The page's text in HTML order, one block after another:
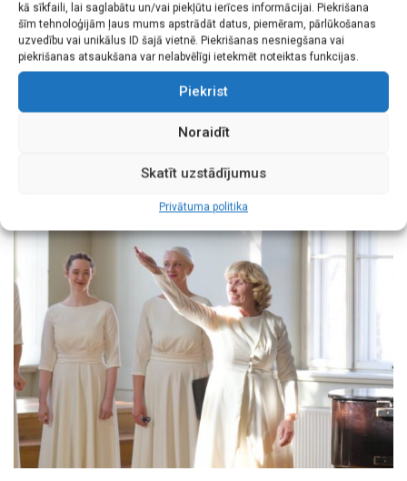
kā sīkfaili, lai saglabātu un/vai piekļūtu ierīces informācijai. Piekrišana
šīm tehnoloģijām ļaus mums apstrādāt datus, piemēram, pārlūkošanas
uzvedību vai unikālus ID šajā vietnē. Piekrišanas nesniegšana vai
piekrišanas atsaukšana var nelabvēlīgi ietekmēt noteiktas funkcijas.
Piekrist
Noraidīt
Skatīt uzstādījumus
Privātuma politika
42 foto
Tautas dziesmu ansambļa “Voļņica” koncerts
IEMĪĻOTO MELODIJU KALEIDOSKOPS 2026